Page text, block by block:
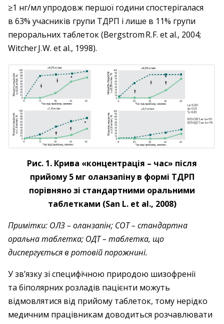
≥1 нг/мл упродовж першої години спостерігалася
в 63% учасників групи ТДРП і лише в 11% групи
пероральних таблеток (Bergstrom R. F. et al., 2004;
Witcher J. W. et al., 1998).
Рис. 1. Крива «концентрація – час» після
прийому 5 мг оланзапіну в формі ТДРП
порівняно зі стандартними оральними
таблетками (San L. et al., 2008)
Примітки: ОЛЗ – оланзапін; СОТ – стандартна
оральна таблетка; ОДТ – таблетка, що
диспергується в ротовій порожнині.
У зв’язку зі специфічною природою шизофренії
та біполярних розладів пацієнти можуть
відмовлятися від прийому таблеток, тому нерідко
медичним працівникам доводиться розчавлювати